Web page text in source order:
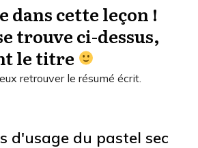
dans cette leçon !
trouve ci-dessus,
le titre
retrouver le résumé écrit.
d'usage du pastel sec